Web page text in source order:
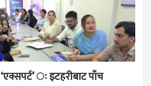
‘एक्सपर्ट’ ः इटहरीबाट पाँच